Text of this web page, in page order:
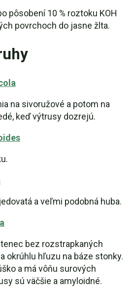
pôsobení 10 % roztoku KOH
povrchoch do jasne žlta.
na sivoružové a potom na
keď výtrusy dozrejú.
a veľmi podobná huba.
bez rozstrapkaných
okrúhlu hľuzu na báze stonky.
a má vôňu surových
sú väčšie a amyloidné.